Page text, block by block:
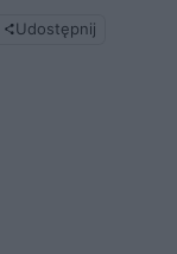
Udostępnij